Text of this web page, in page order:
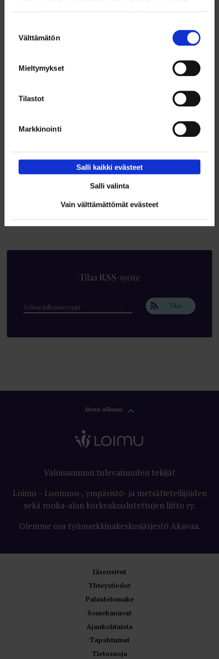
valinta
Välttämätön
Mieltymykset
Tilastot
Markkinointi
Salli kaikki evästeet
Salli valinta
Vain välttämättömät evästeet
Mediakortti 2026
Tilaa RSS-syöte
Tilaa
Sivun alkuun
Valoisamman tulevaisuuden tekijät
Loimu – Luonnon-, ympäristö- ja metsätieteilijöiden
sekä ruoka-alan korkeakoulutettujen liitto ry.
Olemme osa työmarkkinakeskusjärjestö Akavaa.
Jäsensivut
Yhteystiedot
Palautelomake
Somekanavat
Ajankohtaista
Tapahtumat
Tietosuoja